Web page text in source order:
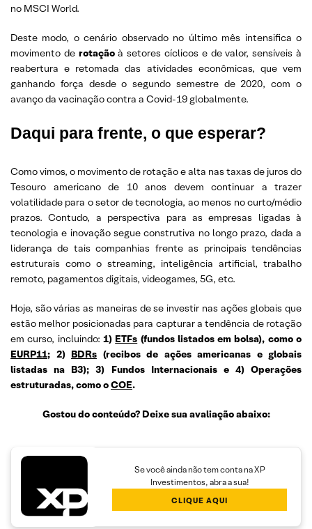
no MSCI World.
Deste modo, o cenário observado no último mês intensifica o
movimento de rotaçãoà setores cíclicos e de valor, sensíveis à
reabertura e retomada das atividades econômicas, que vem
ganhando força desde o segundo semestre de 2020, com o
avanço da vacinação contra a Covid-19 globalmente.
Daqui para frente, o que esperar?
Como vimos, o movimento de rotação e alta nas taxas de juros do
Tesouro americano de 10 anos devem continuar a trazer
volatilidade para o setor de tecnologia, ao menos no curto/médio
prazos. Contudo, a perspectiva para as empresas ligadas à
tecnologia e inovação segue construtiva no longo prazo, dada a
liderança de tais companhias frente as principais tendências
estruturais como o streaming, inteligência artificial, trabalho
remoto, pagamentos digitais, videogames, 5G, etc.
Hoje, são várias as maneiras de se investir nas ações globais que
estão melhor posicionadas para capturar a tendência de rotação
em curso, incluindo: 1) ETFs (fundos listados em bolsa), como o
EURP11; 2) BDRs (recibos de ações americanas e globais
listadas na B3); 3) Fundos Internacionais e 4) Operações
estruturadas, como oCOE.
Gostou do conteúdo? Deixe sua avaliação abaixo:
Se você ainda não tem conta na XP
Investimentos, abra a sua!
CLIQUE AQUI